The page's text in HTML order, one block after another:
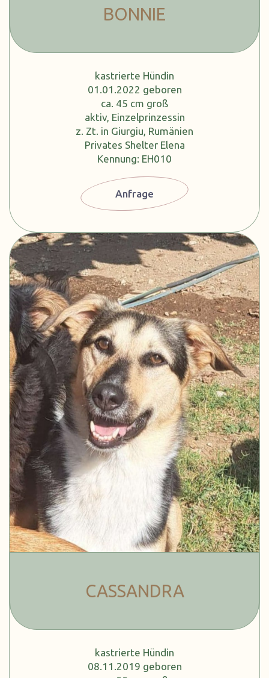
BONNIE
kastrierte Hündin
01.01.2022 geboren
ca. 45 cm groß
aktiv, Einzelprinzessin
z. Zt. in Giurgiu, Rumänien
Privates Shelter Elena
Kennung: EH010
Anfrage
CASSANDRA
kastrierte Hündin
08.11.2019 geboren